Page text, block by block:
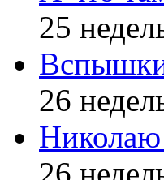
25
26
26